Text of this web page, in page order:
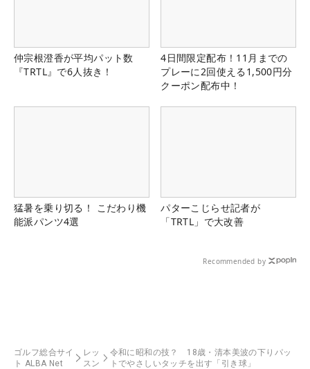
仲宗根澄香が平均パット数
『TRTL』で6人抜き！
4日間限定配布！11月までの
プレーに2回使える1,500円分
クーポン配布中！
猛暑を乗り切る！ こだわり機
能派パンツ4選
パターこじらせ記者が
「TRTL」で大改善
Recommended by
ゴルフ総合サイ
ト ALBA Net
レッ
スン
令和に昭和の技？ 18歳・清本美波の下りパッ
トでやさしいタッチを出す「引き球」